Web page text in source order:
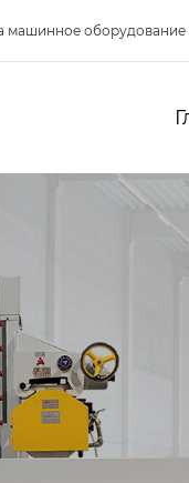
машинное оборудование